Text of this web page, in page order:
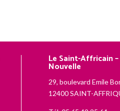
Le Saint-Affricain
Nouvelle
29, boulevard Emile
12400 SAINT-